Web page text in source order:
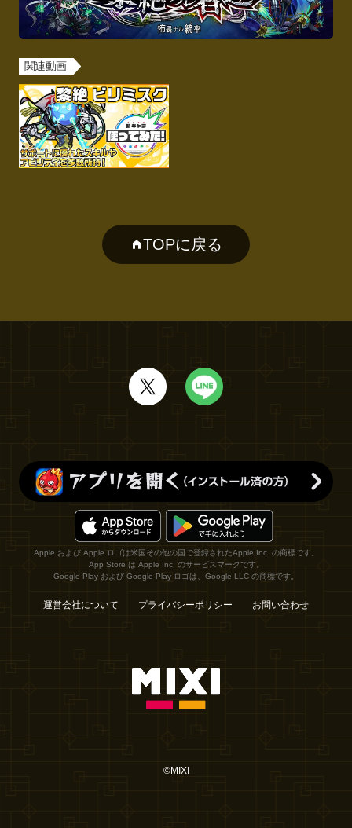
関連動画
TOPに戻る
Apple および Apple ロゴは米国その他の国で登録されたApple Inc. の商標です。
App Store は Apple Inc. のサービスマークです。
Google Play および Google Play ロゴは、Google LLC の商標です。
運営会社について プライバシーポリシー お問い合わせ
©MIXI